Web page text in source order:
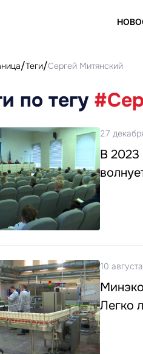
Теги Сергей Митянский
по тегу
27
В 2023
10
Легко